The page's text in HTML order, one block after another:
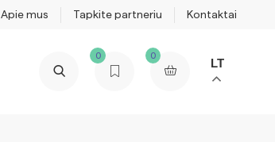
Apie mus Tapkite partneriu Kontaktai
0 0
LT